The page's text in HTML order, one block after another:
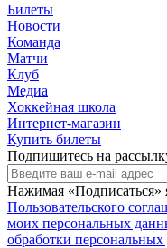
Билеты
Новости
Команда
Матчи
Клуб
Медиа
Хоккейная школа
Интернет-магазин
Купить билеты
Подпишитесь на
Нажимая
Пользовательского
моих персональных
обработки